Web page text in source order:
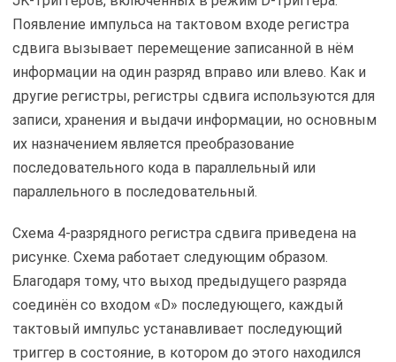
Появление импульса на тактовом входе регистра
сдвига вызывает перемещение записанной в нём
информации на один разряд вправо или влево. Как и
другие регистры, регистры сдвига используются для
записи, хранения и выдачи информации, но основным
их назначением является преобразование
последовательного кода в параллельный или
параллельного в последовательный.
Схема 4-разрядного регистра сдвига приведена на
рисунке. Схема работает следующим образом.
Благодаря тому, что выход предыдущего разряда
соединён со входом «D» последующего, каждый
тактовый импульс устанавливает последующий
триггер в состояние, в котором до этого находился